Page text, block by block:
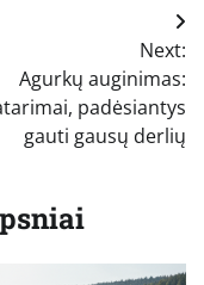
Next:
Agurkų auginimas:
padėsiantys
gauti gausų derlių